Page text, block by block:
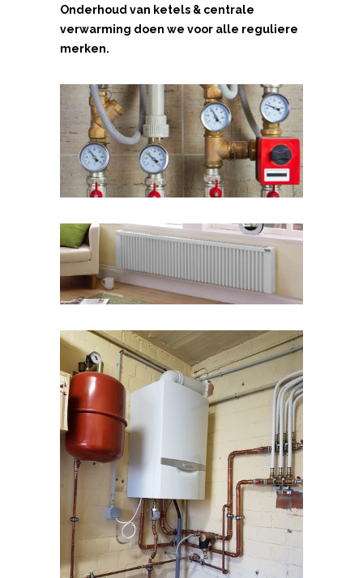
Onderhoud van ketels & centrale
verwarming doen we voor alle reguliere
merken.